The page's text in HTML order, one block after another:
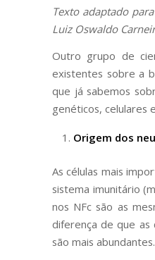
Texto adaptado
Luiz Oswaldo
Outro grupo de
existentes sobre a
que já sabemos
genéticos, celulares
Origem dos
As células mais
sistema imunitário
nos NFc são as
diferença de que as
são mais abundantes.